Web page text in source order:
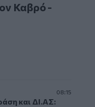
Καβρό -
08:15
και ΔΙ.ΑΣ: